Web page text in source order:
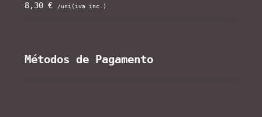
8,30€ /uni(iva inc.)
Métodos de Pagamento